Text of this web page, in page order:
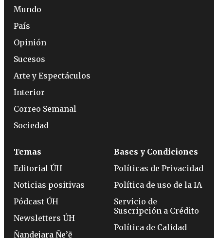
Mundo
País
Opinión
Sucesos
Arte y Espectáculos
Interior
Correo Semanal
Sociedad
Temas
Editorial ÚH
Noticias positivas
Pódcast ÚH
Newsletters ÚH
Ñandejara Ñe’ẽ
Bases y Condiciones
Políticas de Privacidad
Política de uso de la IA
Servicio de
Suscripción a Crédito
Política de Calidad